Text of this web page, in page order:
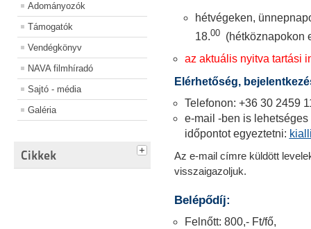
Adományozók
Támogatók
Vendégkönyv
NAVA filmhíradó
Sajtó - média
Galéria
Cikkek
hétvégeken,
18.00 (hétköznapokon
az aktuális nyitva tartási
Elérhetőség,
Telefonon: +36 30 2459
e-mail -ben is
időpontot egyeztetni:
Az e-mail címre küldött
visszaigazoljuk.
Belépődíj:
Felnőtt: 800,- Ft/fő,